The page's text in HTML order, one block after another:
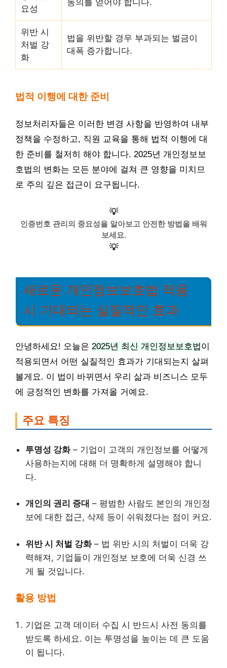
요성
위반 시
처벌 강
화
법을 위반할 경우 부과되는 벌금이
대폭 증가합니다.
법적 이행에 대한 준비
정보처리자들은 이러한 변경 사항을 반영하여 내부
정책을 수정하고, 직원 교육을 통해 법적 이행에 대
한 준비를 철저히 해야 합니다. 2025년 개인정보보
호법의 변화는 모든 분야에 걸쳐 큰 영향을 미치므
로 주의 깊은 접근이 요구됩니다.
💡
인증번호 관리의 중요성을 알아보고 안전한 방법을 배워
보세요.
💡
새로운 개인정보보호법 적용
시 기대되는 실질적인 효과
안녕하세요! 오늘은 2025년 최신 개인정보보호법이
적용되면서 어떤 실질적인 효과가 기대되는지 살펴
볼게요. 이 법이 바뀌면서 우리 삶과 비즈니스 모두
에 긍정적인 변화를 가져올 거예요.
주요 특징
투명성 강화– 기업이 고객의 개인정보를 어떻게
사용하는지에 대해 더 명확하게 설명해야 합니
다.
개인의 권리 증대 – 평범한 사람도 본인의 개인정
보에 대한 접근, 삭제 등이 쉬워졌다는 점이 커요.
위반 시 처벌 강화– 법 위반 시의 처벌이 더욱 강
력해져, 기업들이 개인정보 보호에 더욱 신경 쓰
게 될 것입니다.
활용 방법
기업은 고객 데이터 수집 시 반드시 사전 동의를
받도록 하세요. 이는 투명성을 높이는 데 큰 도움
이 됩니다.